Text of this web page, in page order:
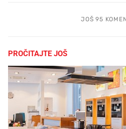
JOŠ 95
PROČITAJTE JOŠ